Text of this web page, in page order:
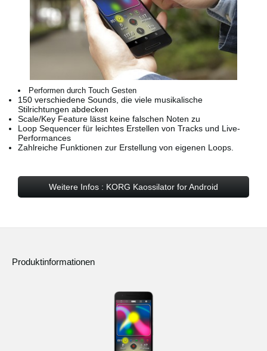
Performen durch Touch Gesten
150 verschiedene Sounds, die viele musikalische
Stilrichtungen abdecken
Scale/Key Feature lässt keine falschen Noten zu
Loop Sequencer für leichtes Erstellen von Tracks und Live-
Performances
Zahlreiche Funktionen zur Erstellung von eigenen Loops.
Weitere Infos : KORG Kaossilator for Android
Produktinformationen